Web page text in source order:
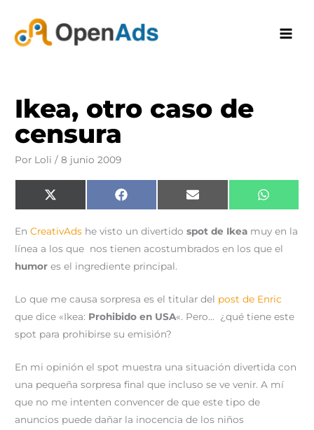
contenido
Ikea, otro caso de
censura
Por Loli/8 junio 2009
Compartir
en
X
(
w
i
t
e
r
Compartir
en
F
a
b
o
o
k
Compartir
en
E
m
l
en
W
h
s
A
p
EnCreativAds he visto un divertidospot de Ikea muy en la
línea a los que nos tienen acostumbrados en los que el
humor es el ingrediente principal.
Lo que me causa sorpresa es el titular del post de Enric
que dice «Ikea: Prohibido en USA«. Pero… ¿qué tiene este
spot para prohibirse su emisión?
En mi opinión el spot muestra una situación divertida con
una pequeña sorpresa final que incluso se ve venir. A mí
que no me intenten convencer de que este tipo de
anuncios puede dañar la inocencia de los niños